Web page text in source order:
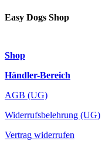
Easy Dogs Shop
Shop
Händler-Bereich
AGB (UG)
Widerrufsbelehrung (UG)
Vertrag widerrufen